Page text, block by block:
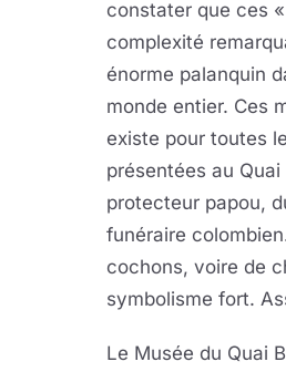
constater que ces
complexité
énorme palanquin
monde entier. Ces
existe pour toutes
présentées au
protecteur papou,
funéraire
cochons, voire de
symbolisme fort.
Le Musée du Quai